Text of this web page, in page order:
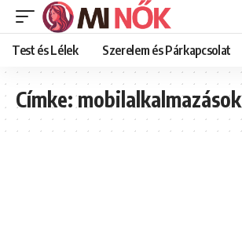
Test és Lélek Szerelem és Párkapcsolat
Címke:mobilalkalmazások